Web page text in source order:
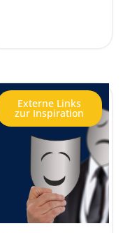
Externe Links
zur Inspiration